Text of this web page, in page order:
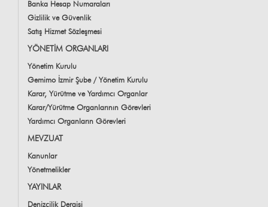
Banka Hesap Numaraları
Gizlilik ve Güvenlik
Satış Hizmet Sözleşmesi
YÖNETİM ORGANLARI
Yönetim Kurulu
Gemimo İzmir Şube / Yönetim Kurulu
Karar, Yürütme ve Yardımcı Organlar
Karar/Yürütme Organlarının Görevleri
Yardımcı Organların Görevleri
MEVZUAT
Kanunlar
Yönetmelikler
YAYINLAR
Denizcilik Dergisi